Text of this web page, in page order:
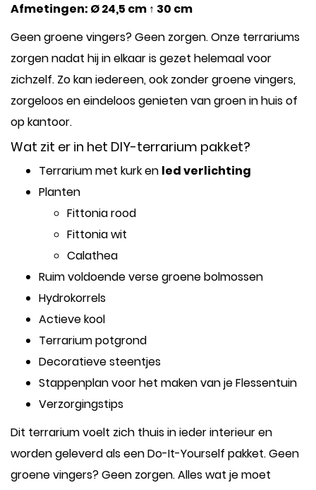
Afmetingen: Ø 24,5 cm ↑ 30 cm
Geen groene vingers? Geen zorgen. Onze terrariums
zorgen nadat hij in elkaar is gezet helemaal voor
zichzelf. Zo kan iedereen, ook zonder groene vingers,
zorgeloos en eindeloos genieten van groen in huis of
op kantoor.
Wat zit er in het DIY-terrarium pakket?
Terrarium met kurk en led verlichting
Planten
Fittonia rood
Fittonia wit
Calathea
Ruim voldoende verse groene bolmossen
Hydrokorrels
Actieve kool
Terrarium potgrond
Decoratieve steentjes
Stappenplan voor het maken van je Flessentuin
Verzorgingstips
Dit terrarium voelt zich thuis in ieder interieur en
worden geleverd als een Do-It-Yourself pakket. Geen
groene vingers? Geen zorgen. Alles wat je moet